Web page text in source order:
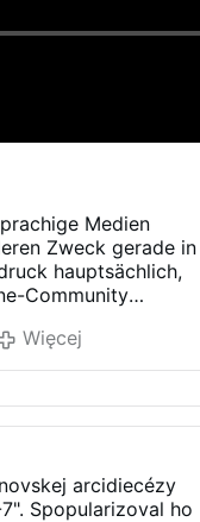
Medien
Zweck gerade in
hauptsächlich,
Community
und
und Humor
Więcej
arcidiecézy
Spopularizoval ho